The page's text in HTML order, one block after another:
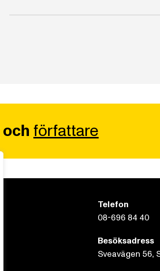
och författare
Telefon
08-696 84 40
Besöksadress
Sveavägen 56,